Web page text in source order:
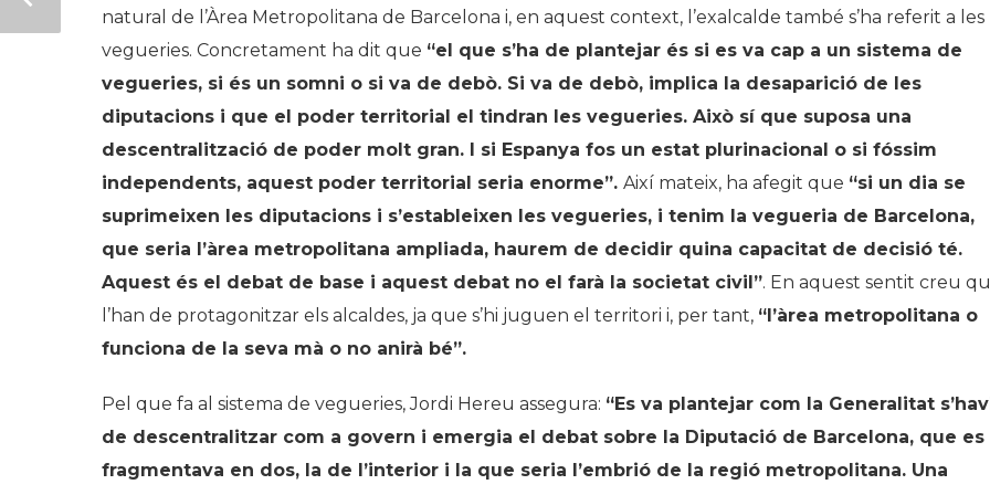
natural de l’Àrea Metropolitana de Barcelona i, en aquest context, l’exalcalde també s’ha referit a les
vegueries. Concretament ha dit que “el que s’ha de plantejar és si es va cap a un sistema de
vegueries, si és un somni o si va de debò. Si va de debò, implica la desaparició de les
diputacions i que el poder territorial el tindran les vegueries. Això sí que suposa una
descentralització de poder molt gran. I si Espanya fos un estat plurinacional o si fóssim
independents, aquest poder territorial seria enorme”. Així mateix, ha afegit que “si un dia se
suprimeixen les diputacions i s’estableixen les vegueries, i tenim la vegueria de Barcelona,
que seria l’àrea metropolitana ampliada, haurem de decidir quina capacitat de decisió té.
Aquest és el debat de base i aquest debat no el farà la societat civil”. En aquest sentit creu
l’han de protagonitzar els alcaldes, ja que s’hi juguen el territori i, per tant, “l’àrea metropolitana o
funciona de la seva mà o no anirà bé”.
Pel que fa al sistema de vegueries, Jordi Hereu assegura: “Es va plantejar com la Generalitat s’
de descentralitzar com a govern i emergia el debat sobre la Diputació de Barcelona, que es
fragmentava en dos, la de l’interior i la que seria l’embrió de la regió metropolitana. Una